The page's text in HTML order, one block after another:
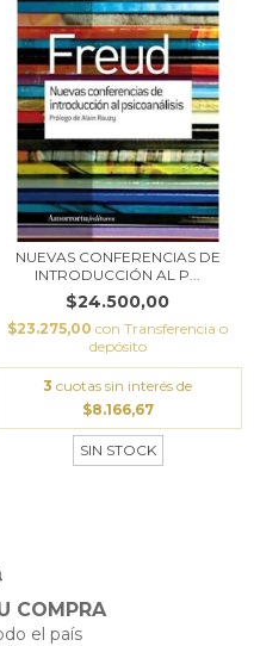
NUEVAS CONFERENCIAS DE
INTRODUCCIÓN AL P...
$24.500,00
$23.275,00 con Transferencia o
depósito
3 cuotas sin interés de
$8.166,67
SIN STOCK
COMPRA
el país